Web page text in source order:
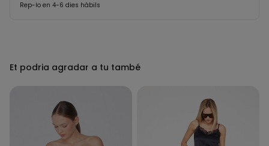
Rep-lo en 4-6 dies hàbils
Et podria agradar a tu també